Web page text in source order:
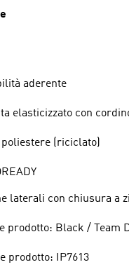
aderente
elasticizzato con
poliestere (riciclato)
laterali con chiusura a
prodotto: Black / Team
prodotto: IP7613